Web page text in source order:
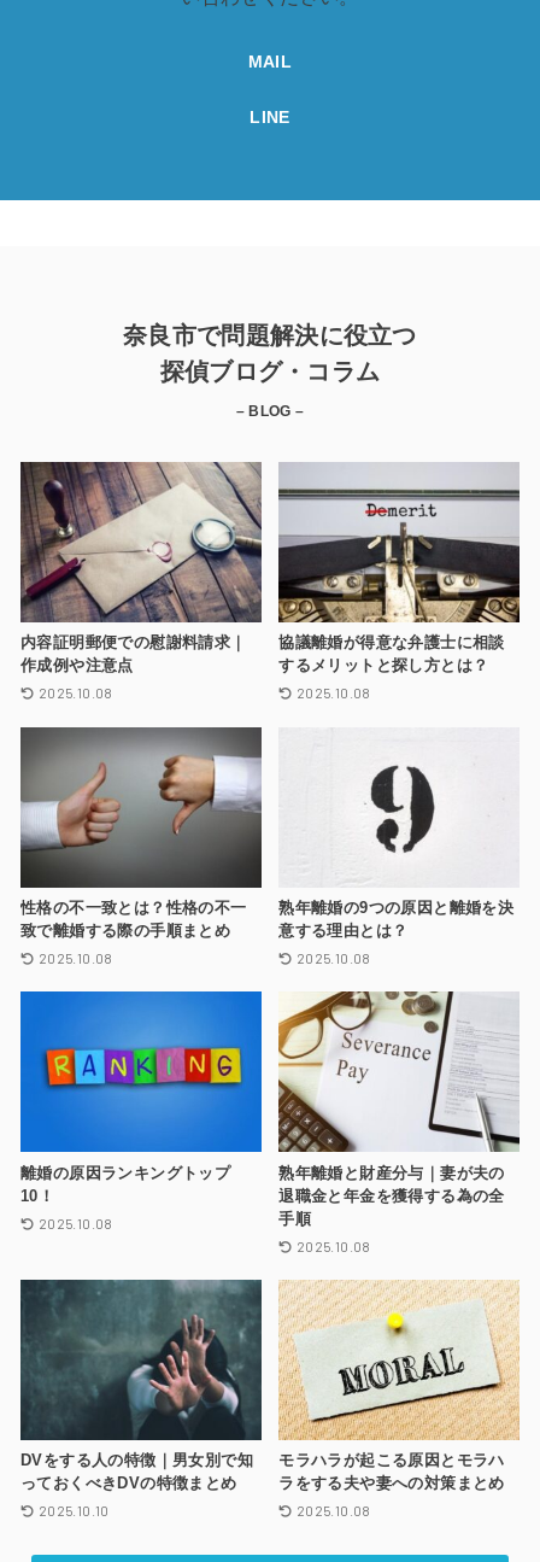
MAIL
LINE
奈良市で問題解決に役立つ
探偵ブログ・コラム
– BLOG –
内容証明郵便での慰謝料請求｜
作成例や注意点
2025.10.08
協議離婚が得意な弁護士に相談
するメリットと探し方とは？
2025.10.08
性格の不一致とは？性格の不一
致で離婚する際の手順まとめ
2025.10.08
熟年離婚の9つの原因と離婚を決
意する理由とは？
2025.10.08
離婚の原因ランキングトップ
10！
2025.10.08
熟年離婚と財産分与｜妻が夫の
退職金と年金を獲得する為の全
手順
2025.10.08
DVをする人の特徴｜男女別で知
っておくべきDVの特徴まとめ
2025.10.10
モラハラが起こる原因とモラハ
ラをする夫や妻への対策まとめ
2025.10.08